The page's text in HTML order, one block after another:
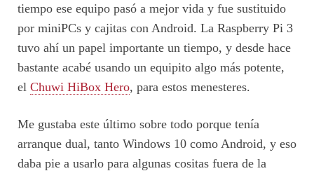
tiempo ese equipo pasó a mejor vida y fue sustituido
por miniPCs y cajitas con Android. La Raspberry Pi 3
tuvo ahí un papel importante un tiempo, y desde hace
bastante acabé usando un equipito algo más potente,
el Chuwi HiBox Hero, para estos menesteres.
Me gustaba este último sobre todo porque tenía
arranque dual, tanto Windows 10 como Android, y eso
daba pie a usarlo para algunas cositas fuera de la